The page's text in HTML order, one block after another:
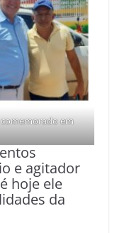
em
e agitador
hoje ele
da